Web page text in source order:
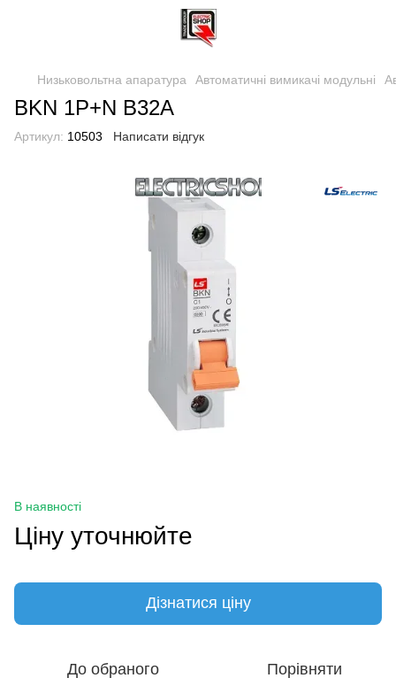
Низьковольтна апаратура Автоматичні вимикачі модульні
BKN 1P+N B32A
Артикул: 10503 Написати відгук
В наявності
Ціну уточнюйте
Дізнатися ціну
До обраного Порівняти